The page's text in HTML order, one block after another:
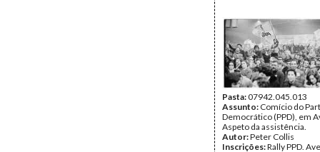
Pasta:07942.045.013
Assunto: Comício do
Democrático (PPD), em
Aspeto da assistência.
Autor:Peter Collis
Inscrições:Rally PPD.